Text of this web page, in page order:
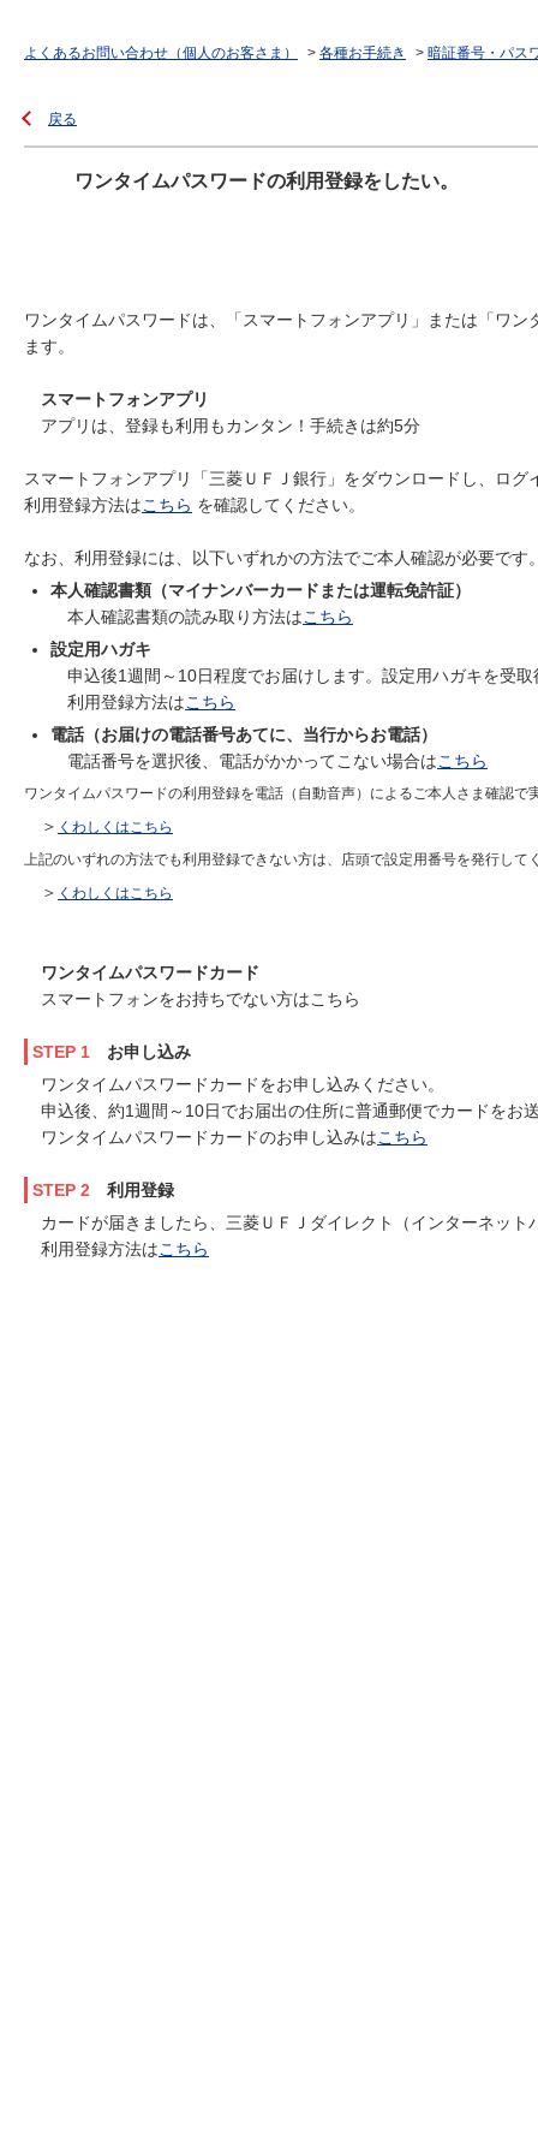
よくあるお問い合わせ（個人のお客さま） > 各種お手続き > 暗証番号・パス
戻る
ワンタイムパスワードの利用登録をしたい。
ワンタイムパスワードは、「スマートフォンアプリ」または「ワ
ます。
スマートフォンアプリ
アプリは、登録も利用もカンタン！手続きは約5分
スマートフォンアプリ「三菱ＵＦＪ銀行」をダウンロードし、ロ
利用登録方法はこちら を確認してください。
なお、利用登録には、以下いずれかの方法でご本人確認が必要です
本人確認書類（マイナンバーカードまたは運転免許証）
本人確認書類の読み取り方法はこちら
設定用ハガキ
申込後1週間～10日程度でお届けします。設定用ハガキを受
利用登録方法はこちら
電話（お届けの電話番号あてに、当行からお電話）
電話番号を選択後、電話がかかってこない場合はこちら
ワンタイムパスワードの利用登録を電話（自動音声）によるご本人さま確認
＞ くわしくはこちら
上記のいずれの方法でも利用登録できない方は、店頭で設定用番号を発行して
＞ くわしくはこちら
ワンタイムパスワードカード
スマートフォンをお持ちでない方はこちら
STEP 1 お申し込み
ワンタイムパスワードカードをお申し込みください。
申込後、約1週間～10日でお届出の住所に普通郵便でカードをお
ワンタイムパスワードカードのお申し込みはこちら
STEP 2 利用登録
カードが届きましたら、三菱ＵＦＪダイレクト（インターネッ
利用登録方法はこちら